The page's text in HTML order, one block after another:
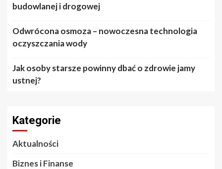
budowlanej i drogowej
Odwrócona osmoza – nowoczesna technologia
oczyszczania wody
Jak osoby starsze powinny dbać o zdrowie jamy
ustnej?
Kategorie
Aktualności
Biznes i Finanse